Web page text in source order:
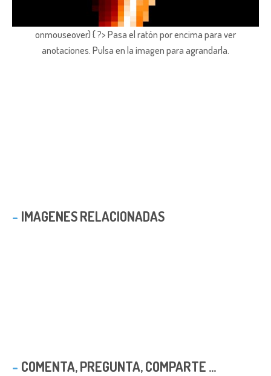
onmouseover) { ?> Pasa el ratón por encima para ver
anotaciones. Pulsa en la imagen para agrandarla.
IMAGENES RELACIONADAS
COMENTA, PREGUNTA, COMPARTE ...